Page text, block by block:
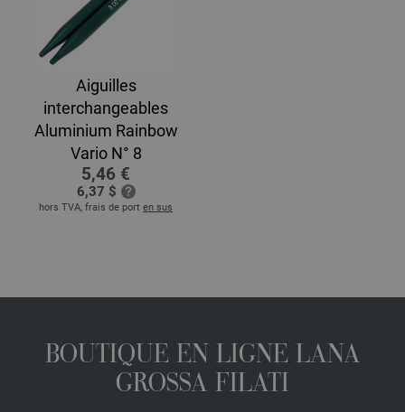
Aiguilles
interchangeables
Aluminium Rainbow
Vario N° 8
5,46 €
6,37 $
hors TVA, frais de port en sus
BOUTIQUE EN LIGNE LANA
GROSSA FILATI